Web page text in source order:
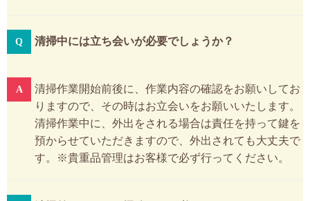
清掃中には立ち会いが必要でしょうか？
清掃作業開始前後に、作業内容の確認をお願いしてお
りますので、その時はお立会いをお願いいたします。
清掃作業中に、外出をされる場合は責任を持って鍵を
預からせていただきますので、外出されても大丈夫で
す。※貴重品管理はお客様で必ず行ってください。